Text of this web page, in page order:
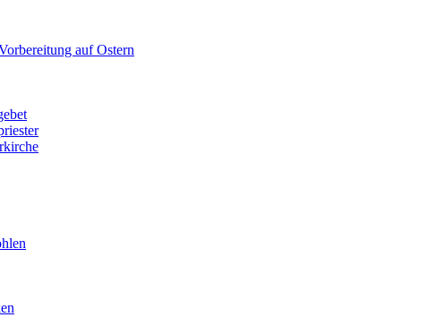
auf Ostern